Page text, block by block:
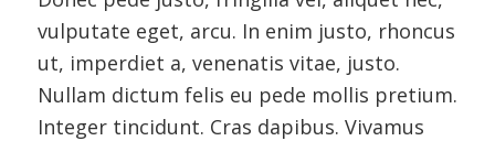
vulputate eget, arcu. In enim justo, rhoncus
ut, imperdiet a, venenatis vitae, justo.
Nullam dictum felis eu pede mollis pretium.
Integer tincidunt. Cras dapibus. Vivamus